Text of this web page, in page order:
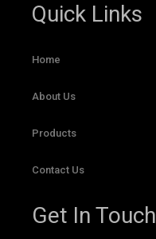
Quick Links
Home
About Us
Products
Contact Us
Get In Touch